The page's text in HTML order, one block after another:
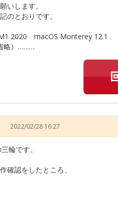
いします。
のとおりです。
2020 macOS Monterey 12.1
略）………
2022/02/28 16:27
輪です。
確認をしたところ、